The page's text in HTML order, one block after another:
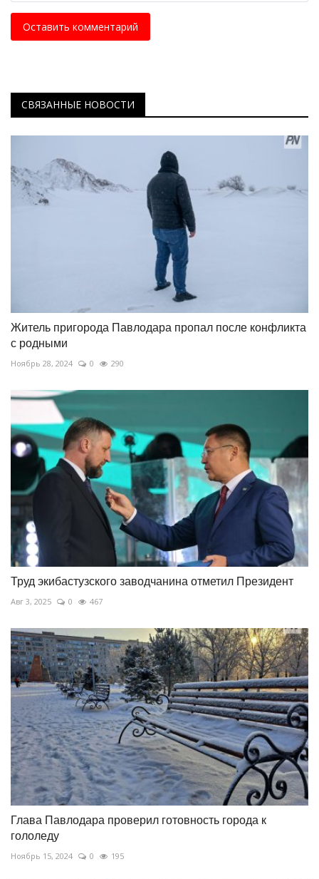
Оставить комментарий
СВЯЗАННЫЕ НОВОСТИ
Житель пригорода Павлодара пропал после конфликта
с родными
Ноябрь 28, 2024 0 290
Труд экибастузского заводчанина отметил Президент
Авг 3, 2025 0 467
Глава Павлодара проверил готовность города к
гололеду
Ноябрь 15, 2024 0 195